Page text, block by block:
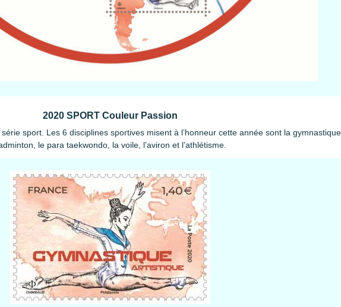
2020 SPORT Couleur Passion
sport. Les 6 disciplines sportives misent à l’honneur cette année sont la
le para taekwondo, la voile, l’aviron et l’athlétisme.